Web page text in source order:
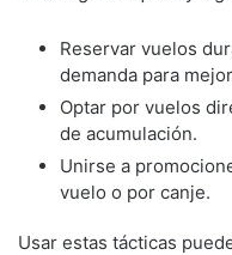
Reservar vuelos
demanda para
Optar por vuelos
de acumulación.
Unirse a
vuelo o por canje.
Usar estas tácticas